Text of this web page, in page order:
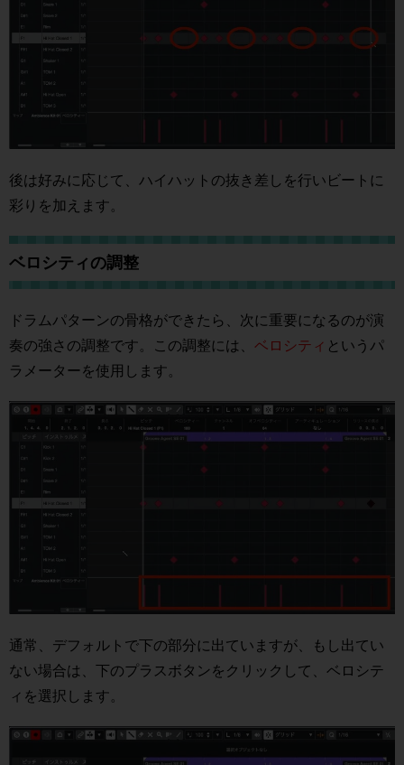
後は好みに応じて、ハイハットの抜き差しを行いビートに
彩りを加えます。
ベロシティの調整
ドラムパターンの骨格ができたら、次に重要になるのが演
奏の強さの調整です。この調整には、 ベロシティ というパ
ラメーターを使用します。
通常、デフォルトで下の部分に出ていますが、もし出てい
ない場合は、下のプラスボタンをクリックして、ベロシテ
ィを選択します。